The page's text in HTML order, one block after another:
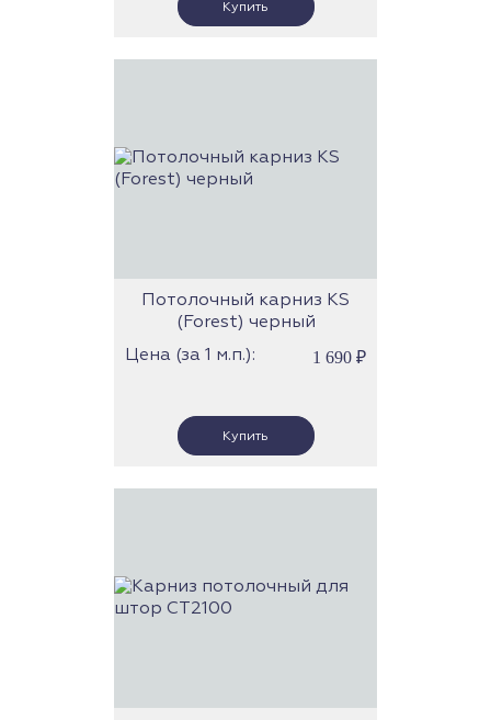
Потолочный карниз KS
(Forest) черный
Цена (за 1 м.п.):
1 690 ₽